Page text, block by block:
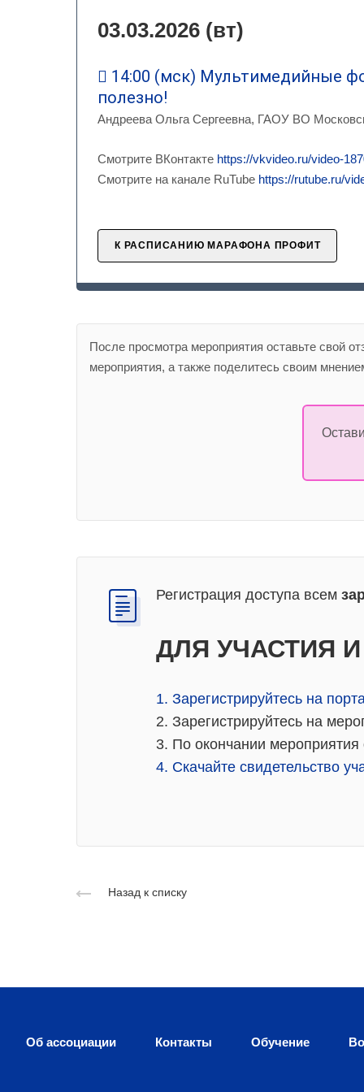
03.03.2026 (вт)
14:00 (мск) Мультимедийные
полезно!
Андреева Ольга Сергеевна, ГАОУ ВО
Смотрите ВКонтакте https://vkvideo.ru/video-
Смотрите на канале RuTube https://rutube.ru/
К РАСПИСАНИЮ МАРАФОНА ПРОФИТ
После просмотра мероприятия оставьте свой
мероприятия, а также поделитесь своим
Регистрация доступа всем
ДЛЯ УЧАСТИЯ
1. Зарегистрируйтесь на
2. Зарегистрируйтесь на
3. По окончании
4. Скачайте свидетельство
Назад к списку
Об ассоциации Контакты Обучение